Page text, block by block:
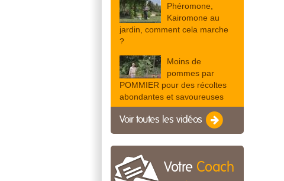
Phéromone,
Kairomone au
jardin, comment cela marche
?
Moins de
pommes par
POMMIER pour des récoltes
abondantes et savoureuses
Voir toutes les vidéos
Votre Coach